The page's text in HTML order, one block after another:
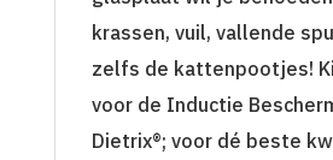
krassen, vuil, vallende
zelfs de kattenpootjes!
voor de Inductie
Dietrix®; voor dé beste